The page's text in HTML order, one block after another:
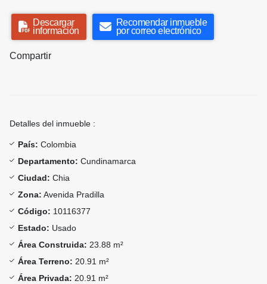
Descargar
información
Recomendar inmueble
por correo electrónico
Compartir
Detalles del inmueble :
País: Colombia
Departamento: Cundinamarca
Ciudad: Chia
Zona: Avenida Pradilla
Código: 10116377
Estado: Usado
Área Construida: 23.88 m²
Área Terreno: 20.91 m²
Área Privada: 20.91 m²